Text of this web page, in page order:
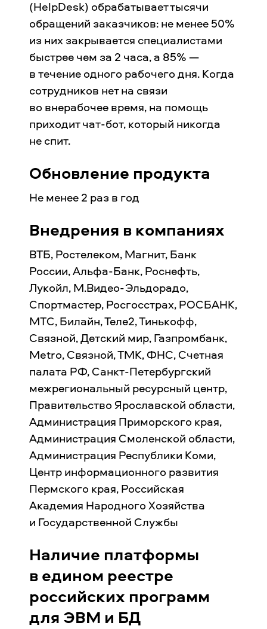
(HelpDesk) обрабатывает тысячи
обращений заказчиков: не менее 50%
из них закрывается специалистами
быстрее чем за 2 часа, а 85% —
в течение одного рабочего дня. Когда
сотрудников нет на связи
во внерабочее время, на помощь
приходит чат-бот, который никогда
не спит.
Обновление продукта
Не менее 2 раз в год
Внедрения в компаниях
ВТБ, Ростелеком, Магнит, Банк
России, Альфа-Банк, Роснефть,
Лукойл, М.Видео-Эльдорадо,
Спортмастер, Росгосстрах, РОСБАНК,
МТС, Билайн, Теле2, Тинькофф,
Связной, Детский мир, Газпромбанк,
Metro, Связной, ТМК, ФНС, Счетная
палата РФ, Санкт-Петербургский
межрегиональный ресурсный центр,
Правительство Ярославской области,
Администрация Приморского края,
Администрация Смоленской области,
Администрация Республики Коми,
Центр информационного развития
Пермского края, Российская
Академия Народного Хозяйства
и Государственной Службы
Наличие платформы
в едином реестре
российских программ
для ЭВМ и БД